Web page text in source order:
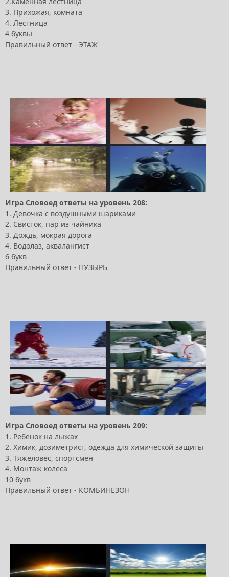
3. Прихожая, комната
4. Лестница
4 буквы
Правильный ответ - ЭТАЖ
Игра Словоед ответы на уровень 208:
1. Девочка с воздушными шариками
2. Свисток, пар из чайника
3. Дождь, мокрая дорога
4. Водолаз, аквалангист
6 букв
Правильный ответ - ПУЗЫРЬ
Игра Словоед ответы на уровень 209:
1. Ребенок на лыжах
2. Химик, дозиметрист, одежда для химической защиты
3. Тяжеловес, спортсмен
4. Монтаж колеса
10 букв
Правильный ответ - КОМБИНЕЗОН